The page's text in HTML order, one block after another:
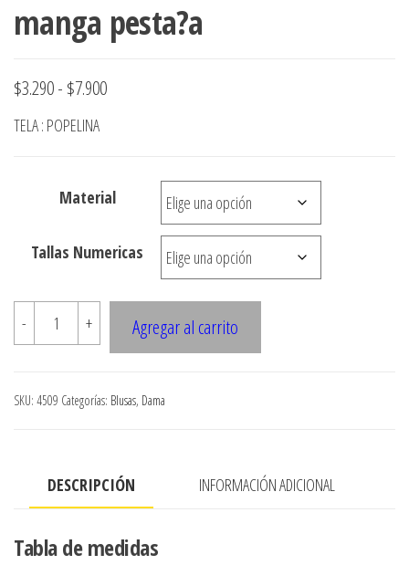
manga pesta?a
$3.290- $7.900Rango
$3.290
$7.900
TELA : POPELINA
Material
Tallas Numericas
-
4509
cantidad
+ Agregar al carrito
SKU: 4509 Categorías: Blusas, Dama
DESCRIPCIÓN INFORMACIÓN ADICIONAL
Tabla de medidas